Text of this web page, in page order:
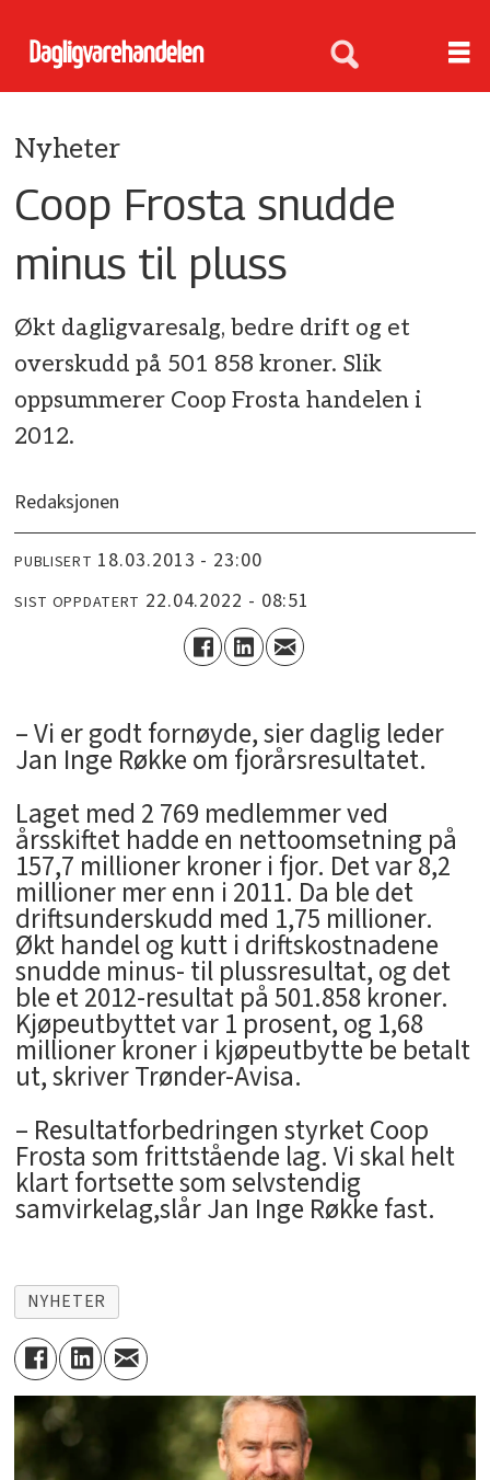
Nyheter
Coop Frosta snudde
minus til pluss
Økt dagligvaresalg, bedre drift og et
overskudd på 501 858 kroner. Slik
oppsummerer Coop Frosta handelen i
2012.
Redaksjonen
PUBLISERT 18.03.2013 - 23:00
SIST OPPDATERT 22.04.2022 - 08:51
– Vi er godt fornøyde, sier daglig leder
Jan Inge Røkke om fjorårsresultatet.
Laget med 2 769 medlemmer ved
årsskiftet hadde en nettoomsetning på
157,7 millioner kroner i fjor. Det var 8,2
millioner mer enn i 2011. Da ble det
driftsunderskudd med 1,75 millioner.
Økt handel og kutt i driftskostnadene
snudde minus- til plussresultat, og det
ble et 2012-resultat på 501.858 kroner.
Kjøpeutbyttet var 1 prosent, og 1,68
millioner kroner i kjøpeutbytte be betalt
ut, skriver Trønder-Avisa.
– Resultatforbedringen styrket Coop
Frosta som frittstående lag. Vi skal helt
klart fortsette som selvstendig
samvirkelag,slår Jan Inge Røkke fast.
NYHETER